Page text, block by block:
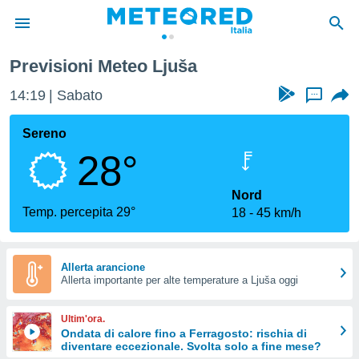
di
per
le
di
Web
le
Previsioni Meteo Ljuša
14:19 Sabato ...
Sereno
28°
Temp. percepita 29°
Nord
18
45 km/h
Allerta arancione
Allerta importante per alte temperature a Ljuša oggi
Ultim'ora.
Ondata di calore fino a Ferragosto: rischia di
diventare eccezionale. Svolta solo a fine mese?